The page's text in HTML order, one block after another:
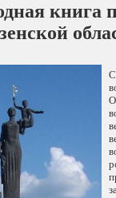
книга